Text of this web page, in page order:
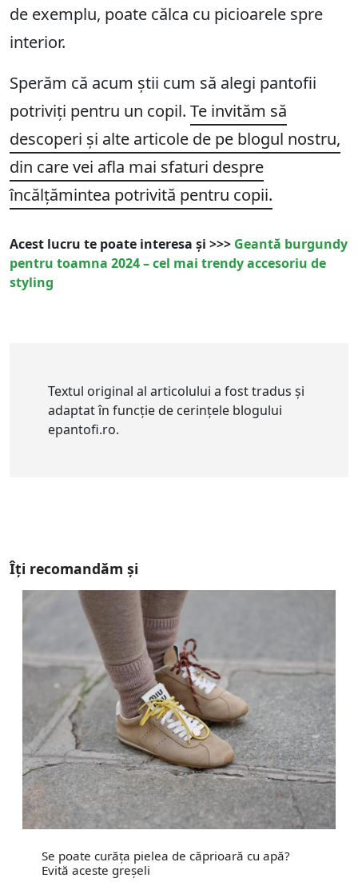
de exemplu, poate călca cu picioarele spre
interior.
Sperăm că acum știi cum să alegi pantofii
potriviți pentru un copil. Te invităm să
descoperi și alte articole de pe blogul nostru,
din care vei afla mai sfaturi despre
încălțămintea potrivită pentru copii.
Acest lucru te poate interesa și >>> Geantă burgundy
pentru toamna 2024 – cel mai trendy accesoriu de
styling
Textul original al articolului a fost tradus și
adaptat în funcție de cerințele blogului
epantofi.ro.
Îți recomandăm și
Se poate curăța pielea de căprioară cu apă?
Evită aceste greșeli